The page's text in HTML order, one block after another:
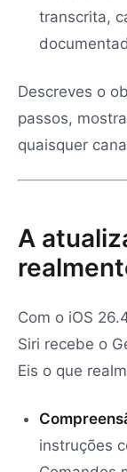
transcrita,
Descreves o
passos,
quaisquer
A
Com o iOS
Siri recebe o
Eis o que
instruções